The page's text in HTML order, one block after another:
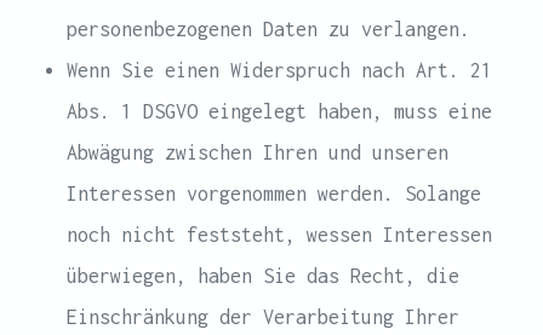
personenbezogenen Daten zu verlangen.
Wenn Sie einen Widerspruch nach Art. 21
Abs. 1 DSGVO eingelegt haben, muss eine
Abwägung zwischen Ihren und unseren
Interessen vorgenommen werden. Solange
noch nicht feststeht, wessen Interessen
überwiegen, haben Sie das Recht, die
Einschränkung der Verarbeitung Ihrer